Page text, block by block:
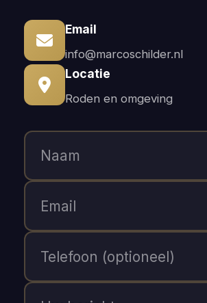
Email
info@marcoschilder.nl
Locatie
Roden en omgeving